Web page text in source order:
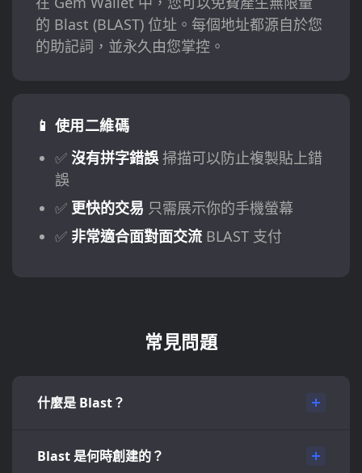
的 Blast (BLAST) 位址。每個地址都源自於您
的助記詞，並永久由您掌控。
📱 使用二維碼
✅ 沒有拼字錯誤掃描可以防止複製貼上錯
誤
✅ 更快的交易 只需展示你的手機螢幕
✅ 非常適合面對面交流BLAST 支付
常見問題
什麼是 Blast？
Blast 是何時創建的？